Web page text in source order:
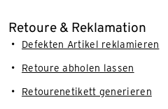
Retoure & Reklamation
Defekten Artikel reklamieren
Retoure abholen lassen
Retourenetikett generieren